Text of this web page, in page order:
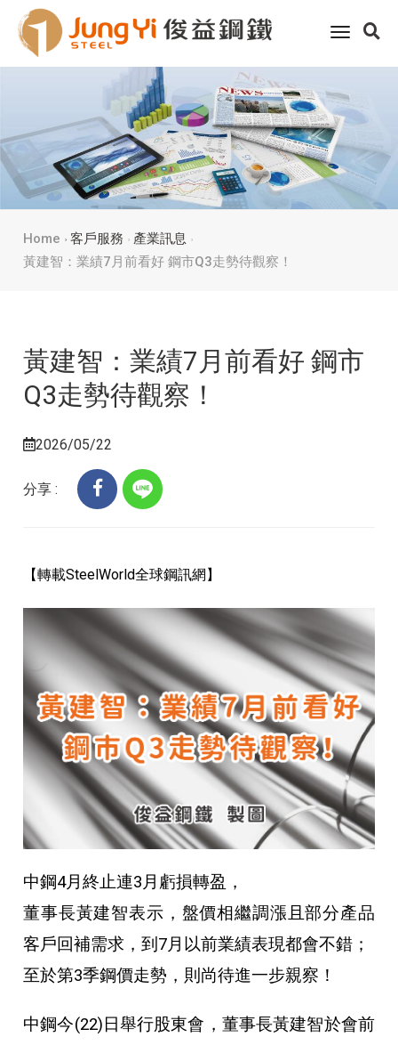
toggle
Home 客戶服務
產業訊息
黃建智：業績7月前看好 鋼市Q3走勢待觀察！
黃建智：業績7月前看好 鋼市
Q3走勢待觀察！
2026/05/22
分享 :
【轉載SteelWorld全球鋼訊網】
中鋼4月終止連3月虧損轉盈，
董事長黃建智表示，盤價相繼調漲且部分產品
客戶回補需求，到7月以前業績表現都會不錯；
至於第3季鋼價走勢，則尚待進一步親察！
中鋼今(22)日舉行股東會，董事長黃建智於會前